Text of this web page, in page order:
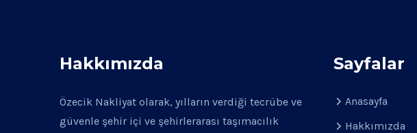
Hakkımızda
Özecik Nakliyat olarak, yılların verdiği tecrübe ve
güvenle şehir içi ve şehirlerarası taşımacılık
Sayfalar
Anasayfa
Hakkımızda